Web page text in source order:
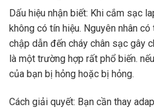
Dấu hiệu nhận biết: Khi cắm sạc
không có tín hiệu. Nguyên nhân
chập dẫn đến cháy chân sạc gây
là một trường hợp rất phổ biến.
của bạn bị hỏng hoặc bị hỏng.
Cách giải quyết: Bạn cần thay